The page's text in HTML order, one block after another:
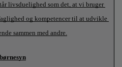
livsduelighed som det, at vi bruger
og kompetencer til at udvikle
sammen med andre.